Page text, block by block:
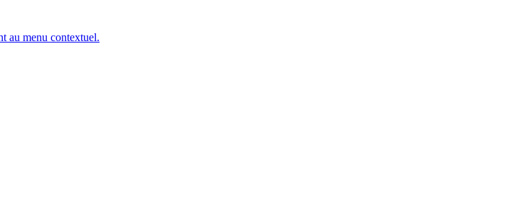
au menu contextuel.